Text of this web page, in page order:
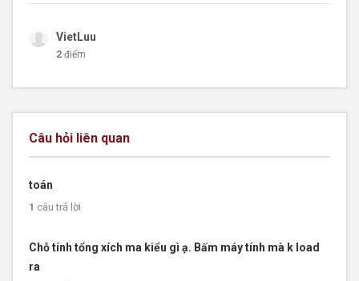
VietLuu
2 điểm
Câu hỏi liên quan
toán
1 câu trả lời
Chỗ tính tổng xích ma kiểu gì ạ. Bấm máy tính mà k load
ra